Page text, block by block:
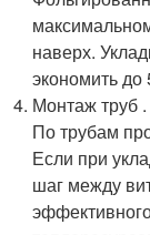
наверх.
экономить до
Монтаж труб
По трубам
Если при
шаг между